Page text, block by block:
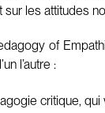
sur les attitudes
of
l’autre :
critique,